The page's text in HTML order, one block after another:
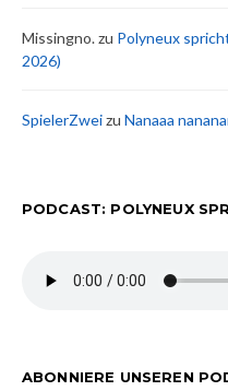
Missingno.zu Polyneux
2026)
SpielerZweizu Nanaaa
PODCAST: POLYNEUX
ABONNIERE UNSEREN